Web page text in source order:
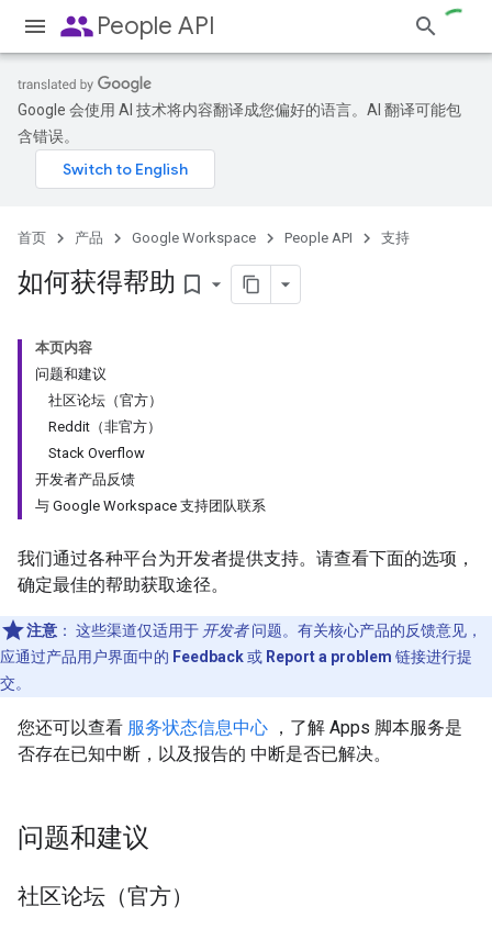
peoplePeople API
Google 会使用 AI 技术将内容翻译成您偏好的语言。AI 翻译可能包
含错误。
首页 产品 Google Workspace People API 支持
如何获得帮助 bookmark_border
本页内容
问题和建议
社区论坛（官方）
Reddit（非官方）
Stack Overflow
开发者产品反馈
与 Google Workspace 支持团队联系
我们通过各种平台为开发者提供支持。请查看下面的选项，
确定最佳的帮助获取途径。
注意 ： 这些渠道仅适用于 开发者问题。有关核心产品的反馈意见，
应通过产品用户界面中的 Feedback或 Report a problem 链接进行提
交。
您还可以查看 服务状态信息中心 ，了解 Apps 脚本服务是
否存在已知中断，以及报告的 中断是否已解决。
问题和建议
社区论坛（官方）